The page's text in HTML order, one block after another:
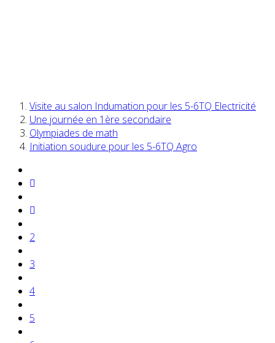
Visite au salon Indumation pour les 5-6TQ Electricité
Une journée en 1ère secondaire
Olympiades de math
Initiation soudure pour les 5-6TQ Agro
2
3
4
5